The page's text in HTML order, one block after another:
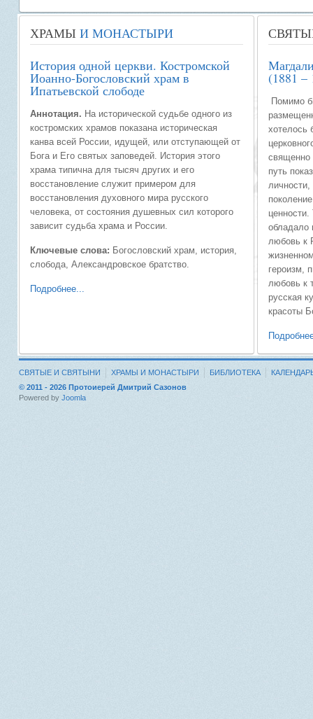
ХРАМЫ И МОНАСТЫРИ
История одной церкви. Костромской
Иоанно-Богословский храм в
Ипатьевской слободе
Аннотация. На исторической судьбе одного из
костромских храмов показана историческая
канва всей России, идущей, или отступающей от
Бога и Его святых заповедей. История этого
храма типична для тысяч других и его
восстановление служит примером для
восстановления духовного мира русского
человека, от состояния душевных сил которого
зависит судьба храма и России.
Ключевые слова: Богословский храм, история,
слобода, Александровское братство.
Подробнее...
(1881 –
Помимо
хотелось
священно
путь
обладало
любовь к
героизм,
любовь к
русская
красоты
СВЯТЫЕ И СВЯТЫНИ ХРАМЫ И МОНАСТЫРИ БИБЛИОТЕКА
© 2011 - 2026 Протоиерей Дмитрий Сазонов
Powered by Joomla